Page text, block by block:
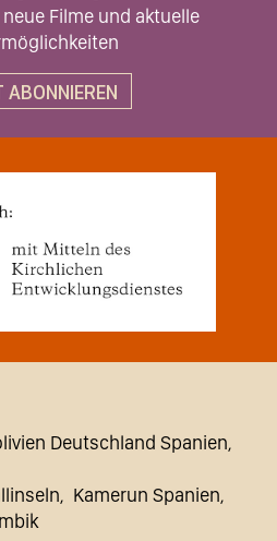
Filme und aktuelle
ABONNIEREN
Deutschland Spanien
Kamerun Spanien